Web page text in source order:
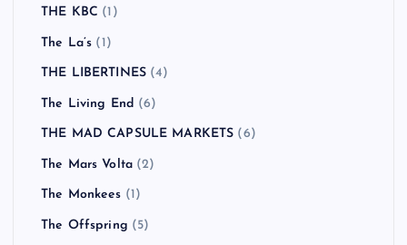
THE KBC (1)
The La’s (1)
THE LIBERTINES (4)
The Living End (6)
THE MAD CAPSULE MARKETS (6)
The Mars Volta (2)
The Monkees (1)
The Offspring (5)